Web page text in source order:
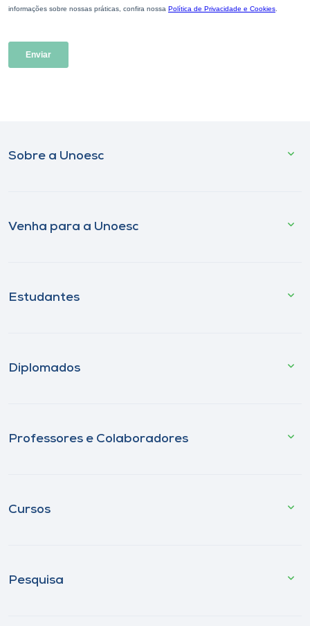
Sobre a Unoesc
Venha para a Unoesc
Estudantes
Diplomados
Professores e Colaboradores
Cursos
Pesquisa